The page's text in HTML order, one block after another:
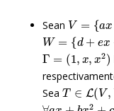
Sean
V= x
W={ d+ e +fx
Γ= ,x,x 2
Sea
T∈L(V,W
∀ax+ bx 2+c x